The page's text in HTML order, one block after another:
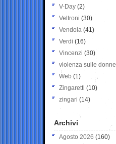
V-Day (2)
Veltroni (30)
Vendola (41)
Verdi (16)
Vincenzi (30)
violenza sulle donne
Web (1)
Zingaretti (10)
zingari (14)
Archivi
Agosto 2026 (160)